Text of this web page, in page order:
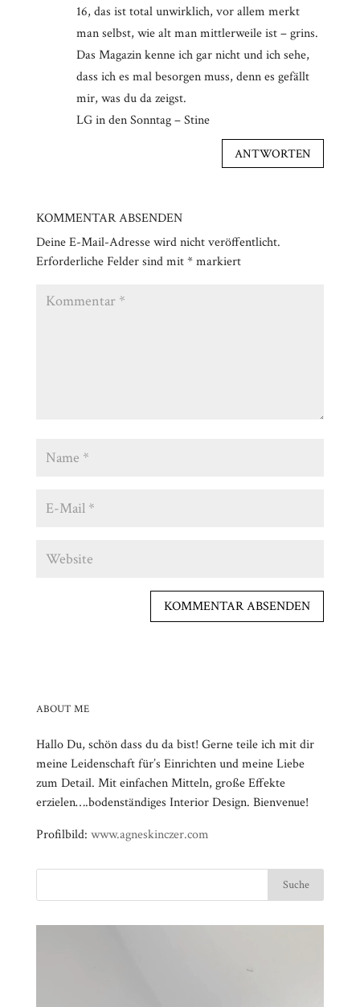
16, das ist total unwirklich, vor allem merkt
man selbst, wie alt man mittlerweile ist – grins.
Das Magazin kenne ich gar nicht und ich sehe,
dass ich es mal besorgen muss, denn es gefällt
mir, was du da zeigst.
LG in den Sonntag – Stine
ANTWORTEN
KOMMENTAR ABSENDEN
Deine E-Mail-Adresse wird nicht veröffentlicht.
Erforderliche Felder sind mit*markiert
ABOUT ME
Hallo Du, schön dass du da bist! Gerne teile ich mit dir
meine Leidenschaft für’s Einrichten und meine Liebe
zum Detail. Mit einfachen Mitteln, große Effekte
erzielen….bodenständiges Interior Design. Bienvenue!
Profilbild: www.agneskinczer.com